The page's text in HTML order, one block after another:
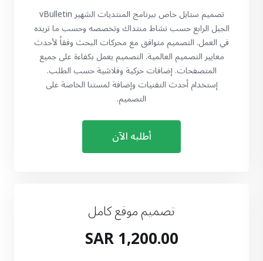
تصميم ستايل خاص ببرنامج المنتديات الشهير vBulletin
الجيل الرابع حسب نشاط منتداك وتخصصه وحسب ما تريده
في العمل. التصميم متوافق مع محركات البحث وفقاً لأحدث
معايير التصميم العالمية. التصميم يعمل بكفاءة على جميع
المتصفحات. إضافات حركية وفلاشية حسب الطلب.
إستخدام أحدث التقنيات وإضافة لمستنا الخاصة على
التصميم.
أطلبه الآن
تصميم موقع كامل
1,200.00 SAR